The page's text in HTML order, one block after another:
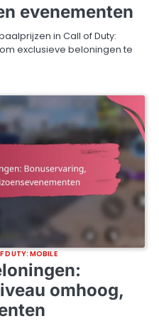
evenementen
in Call of Duty:
exclusieve beloningen te
DUTY: MOBILE
omhoog,